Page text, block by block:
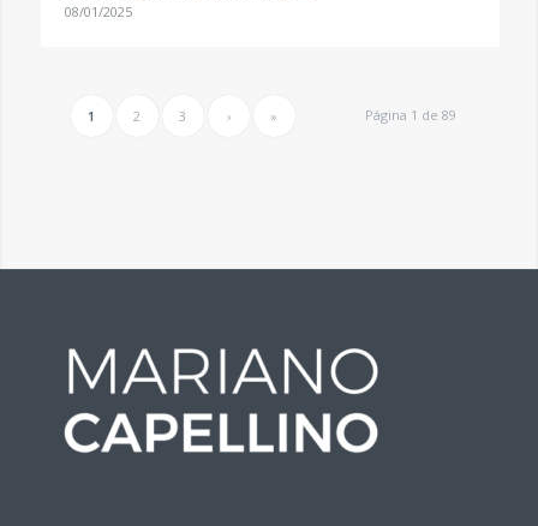
08/01/2025
Página 1 de 89
1 2 3 › »